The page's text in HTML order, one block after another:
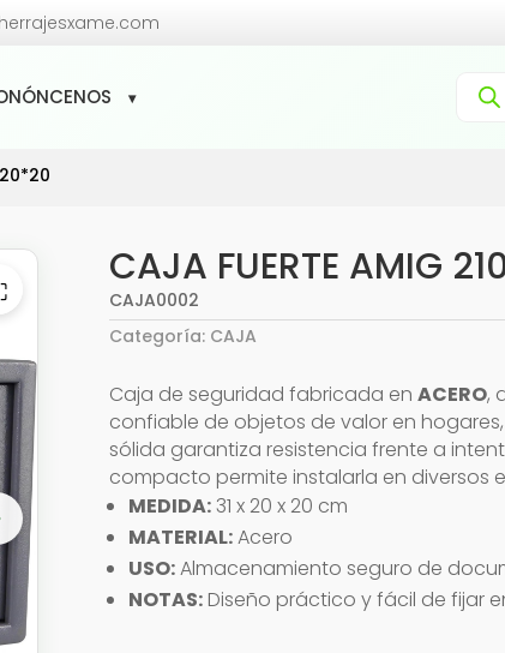
CAJA FUERTE AMIG
CAJA0002
Categoría: CAJA
Caja de seguridad fabricada enACERO,
confiable de objetos de valor en
sólida garantiza resistencia frente a
compacto permite instalarla en diversos
MEDIDA:31 x 20 x 20 cm
MATERIAL:Acero
USO:Almacenamiento seguro de
NOTAS: Diseño práctico y fácil de fijar